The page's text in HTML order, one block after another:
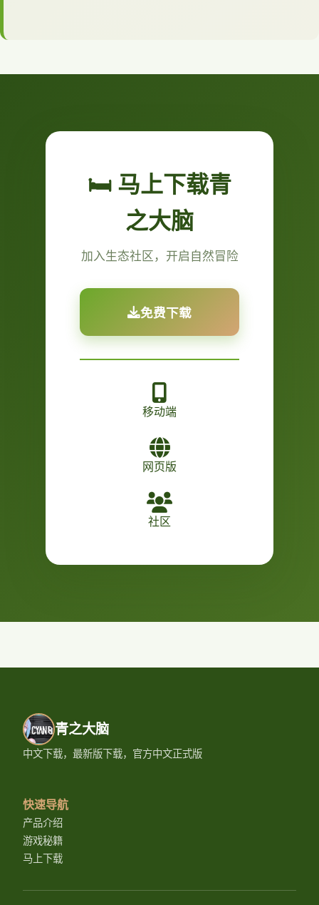
🛏️ 马上下载青
之大脑
加入生态社区，开启自然冒险
免费下载
移动端
网页版
社区
青之大脑
中文下载，最新版下载，官方中文正式版
快速导航
产品介绍
游戏秘籍
马上下载